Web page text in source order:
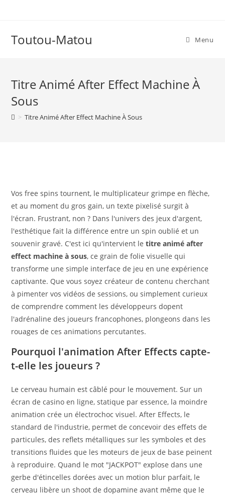
Toutou-Matou Menu
Titre Animé After Effect Machine À
Sous
> Titre Animé After Effect Machine À Sous
Vos free spins tournent, le multiplicateur grimpe en flèche,
et au moment du gros gain, un texte pixelisé surgit à
l'écran. Frustrant, non ? Dans l'univers des jeux d'argent,
l'esthétique fait la différence entre un spin oublié et un
souvenir gravé. C'est ici qu'intervient letitre animé after
effect machine à sous, ce grain de folie visuelle qui
transforme une simple interface de jeu en une expérience
captivante. Que vous soyez créateur de contenu cherchant
à pimenter vos vidéos de sessions, ou simplement curieux
de comprendre comment les développeurs dopent
l'adrénaline des joueurs francophones, plongeons dans les
rouages de ces animations percutantes.
Pourquoi l'animation After Effects capte-
t-elle les joueurs ?
Le cerveau humain est câblé pour le mouvement. Sur un
écran de casino en ligne, statique par essence, la moindre
animation crée un électrochoc visuel. After Effects, le
standard de l'industrie, permet de concevoir des effets de
particules, des reflets métalliques sur les symboles et des
transitions fluides que les moteurs de jeux de base peinent
à reproduire. Quand le mot "JACKPOT" explose dans une
gerbe d'étincelles dorées avec un motion blur parfait, le
cerveau libère un shoot de dopamine avant même que le